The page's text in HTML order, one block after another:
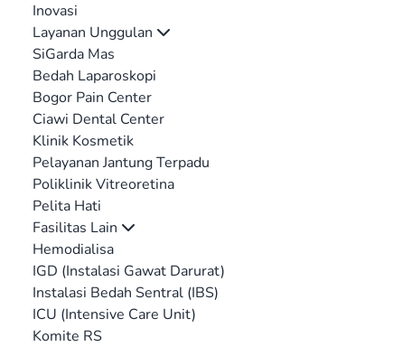
Inovasi
Layanan Unggulan
SiGarda Mas
Bedah Laparoskopi
Bogor Pain Center
Ciawi Dental Center
Klinik Kosmetik
Pelayanan Jantung Terpadu
Poliklinik Vitreoretina
Pelita Hati
Fasilitas Lain
Hemodialisa
IGD (Instalasi Gawat Darurat)
Instalasi Bedah Sentral (IBS)
ICU (Intensive Care Unit)
Komite RS